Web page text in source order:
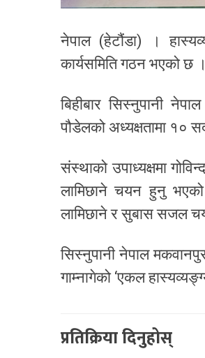
नेपाल (हेटौंडा) ।
कार्यसमिति गठन भएको छ ।
बिहीबार सिस्नुपानी
पौडेलको अध्यक्षतामा १०
संस्थाको उपाध्यक्षमा
लामिछाने चयन हुनु
लामिछाने र सुबास सजल
सिस्नुपानी नेपाल
गाम्नागेको ‘एकल
प्रतिक्रिया दिनुहोस्